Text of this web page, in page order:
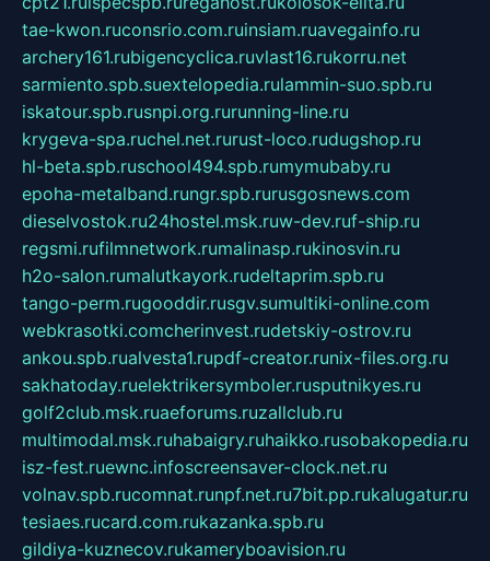
tae-kwon.ruconsrio.com.ruinsiam.ruavegainfo.ru
archery161.rubigencyclica.ruvlast16.rukorru.net
sarmiento.spb.suextelopedia.rulammin-suo.spb.ru
iskatour.spb.rusnpi.org.rurunning-line.ru
krygeva-spa.ruchel.net.rurust-loco.rudugshop.ru
hl-beta.spb.ruschool494.spb.rumymubaby.ru
epoha-metalband.rungr.spb.rurusgosnews.com
dieselvostok.ru24hostel.msk.ruw-dev.ruf-ship.ru
regsmi.rufilmnetwork.rumalinasp.rukinosvin.ru
h2o-salon.rumalutkayork.rudeltaprim.spb.ru
tango-perm.rugooddir.rusgv.sumultiki-online.com
webkrasotki.comcherinvest.rudetskiy-ostrov.ru
ankou.spb.rualvesta1.rupdf-creator.runix-files.org.ru
sakhatoday.ruelektrikersymboler.rusputnikyes.ru
golf2club.msk.ruaeforums.ruzallclub.ru
multimodal.msk.ruhabaigry.ruhaikko.rusobakopedia.ru
isz-fest.ruewnc.infoscreensaver-clock.net.ru
volnav.spb.rucomnat.runpf.net.ru7bit.pp.rukalugatur.ru
tesiaes.rucard.com.rukazanka.spb.ru
gildiya-kuznecov.rukameryboavision.ru